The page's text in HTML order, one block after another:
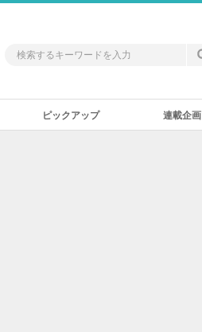
ピックアップ 連載企画